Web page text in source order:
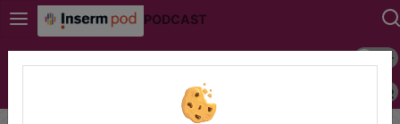
PODCAST
Mode
Police
Programme Autonomie 2021 - Modalités de